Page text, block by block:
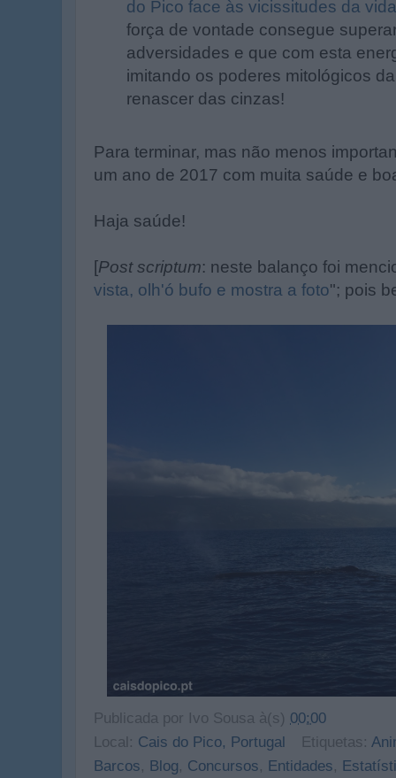
do Pico face às vicissitudes da
força de vontade consegue
adversidades e que com esta
imitando os poderes mitológicos
renascer das cinzas!
Para terminar, mas não menos
um ano de 2017 com muita saúde e
Haja saúde!
[Post scriptum: neste balanço foi
vista, olh'ó bufo e mostra a foto"; pois
Publicada por Ivo Sousa à(s) 00:00
Local: Cais do Pico, Portugal Etiquetas:
Barcos, Blog, Concursos, Entidades,